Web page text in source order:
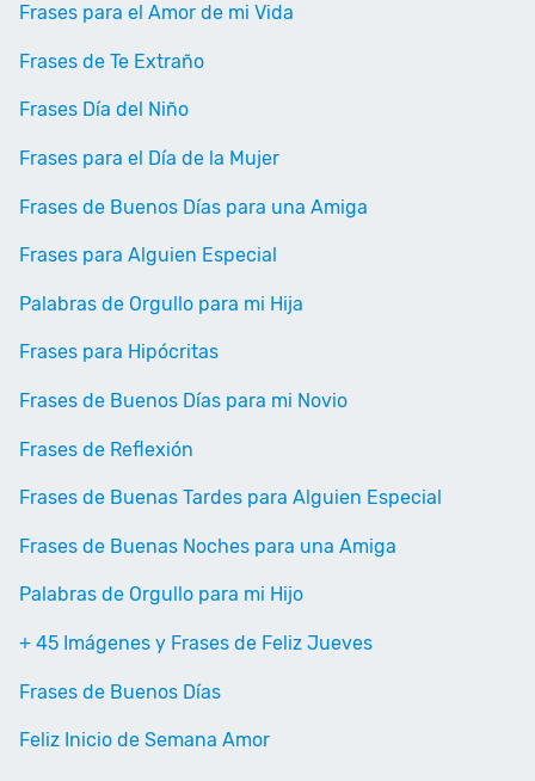
Frases para el Amor de mi Vida
Frases de Te Extraño
Frases Día del Niño
Frases para el Día de la Mujer
Frases de Buenos Días para una Amiga
Frases para Alguien Especial
Palabras de Orgullo para mi Hija
Frases para Hipócritas
Frases de Buenos Días para mi Novio
Frases de Reflexión
Frases de Buenas Tardes para Alguien Especial
Frases de Buenas Noches para una Amiga
Palabras de Orgullo para mi Hijo
+ 45 Imágenes y Frases de Feliz Jueves
Frases de Buenos Días
Feliz Inicio de Semana Amor